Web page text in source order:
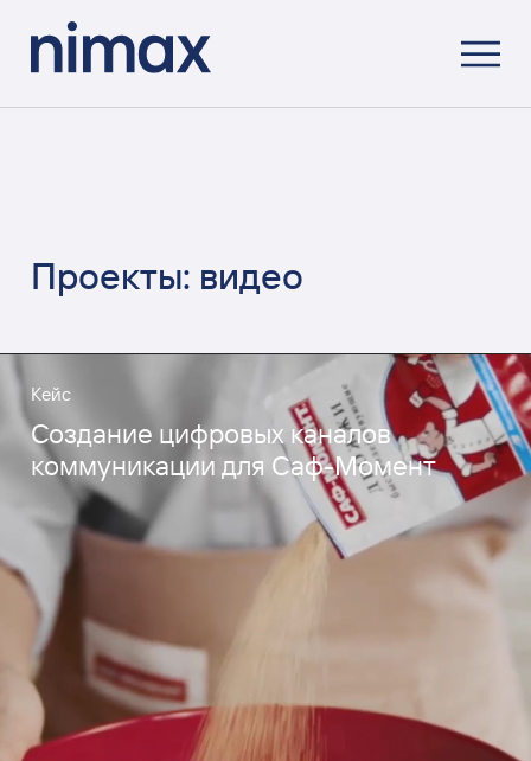
Проекты: видео
Кейс
Создание цифровых каналов
коммуникации для Саф-Момент